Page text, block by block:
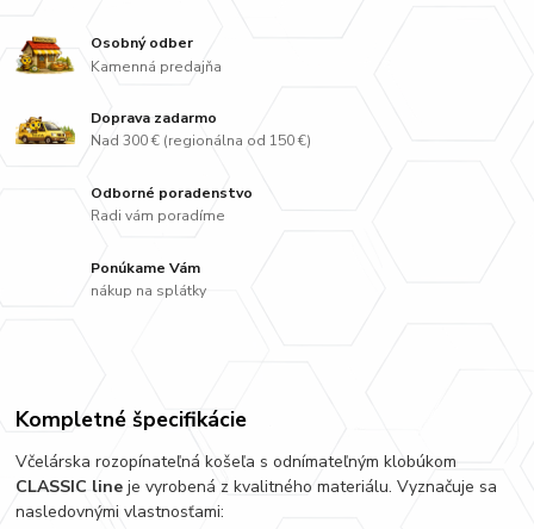
Osobný odber
Kamenná predajňa
Doprava zadarmo
Nad 300 € (regionálna od 150 €)
Odborné poradenstvo
Radi vám poradíme
Ponúkame Vám
nákup na splátky
Kompletné špecifikácie
Včelárska rozopínateľná košeľa s odnímateľným klobúkom
CLASSIC line je vyrobená z kvalitného materiálu. Vyznačuje sa
nasledovnými vlastnosťami: